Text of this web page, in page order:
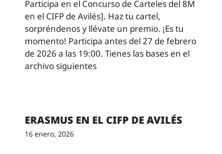
Participa en el Concurso de Carteles del 8M
en el CIFP de Avilés]. Haz tu cartel,
sorpréndenos y llévate un premio. ¡Es tu
momento! Participa antes del 27 de febrero
de 2026 a las 19:00. Tienes las bases en el
archivo siguientes
ERASMUS EN EL CIFP DE AVILÉS
16 enero, 2026